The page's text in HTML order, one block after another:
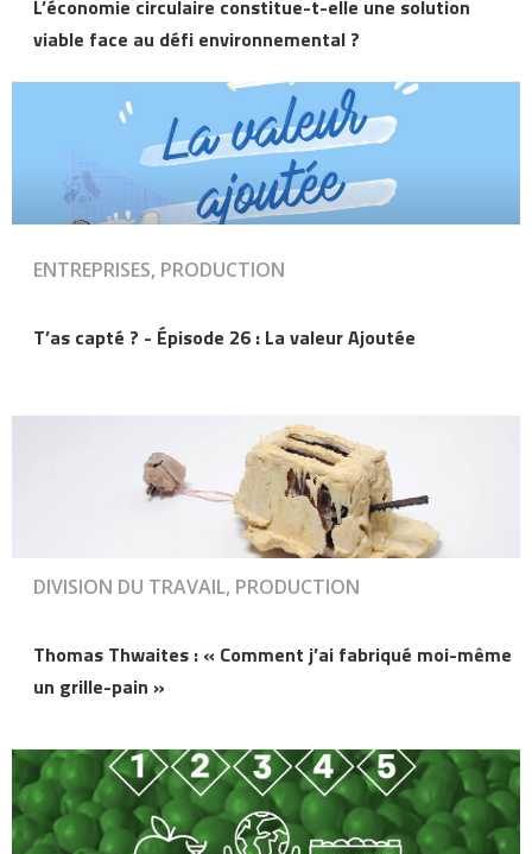
L’économie circulaire constitue-t-elle une solution
viable face au défi environnemental ?
ENTREPRISES, PRODUCTION
T’as capté ? - Épisode 26 : La valeur Ajoutée
DIVISION DU TRAVAIL, PRODUCTION
Thomas Thwaites : « Comment j’ai fabriqué moi-même
un grille-pain »